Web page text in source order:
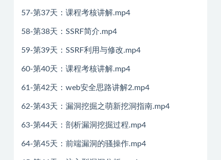
57-第37天：课程考核讲解.mp4
58-第38天：SSRF简介.mp4
59-第39天：SSRF利用与修改.mp4
60-第40天：课程考核讲解.mp4
61-第42天：web安全思路讲解2.mp4
62-第43天：漏洞挖掘之萌新挖洞指南.mp4
63-第44天：剖析漏洞挖掘过程.mp4
64-第45天：前端漏洞的骚操作.mp4